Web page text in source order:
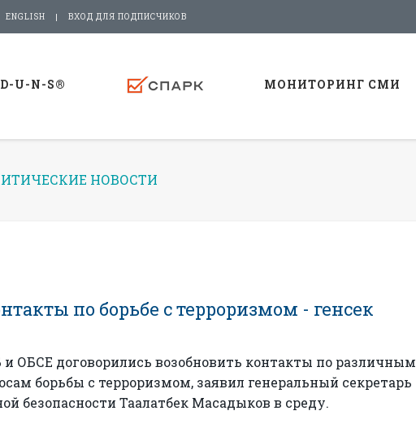
ENGLISH ВХОД ДЛЯ ПОДПИСЧИКОВ
D-U-N-S® МОНИТОРИНГ СМИ
НОВОСТИ
по борьбе с терроризмом - генсек
ОБСЕ договорились возобновить контакты по различным
борьбы с терроризмом, заявил генеральный секретарь
безопасности Таалатбек Масадыков в среду.